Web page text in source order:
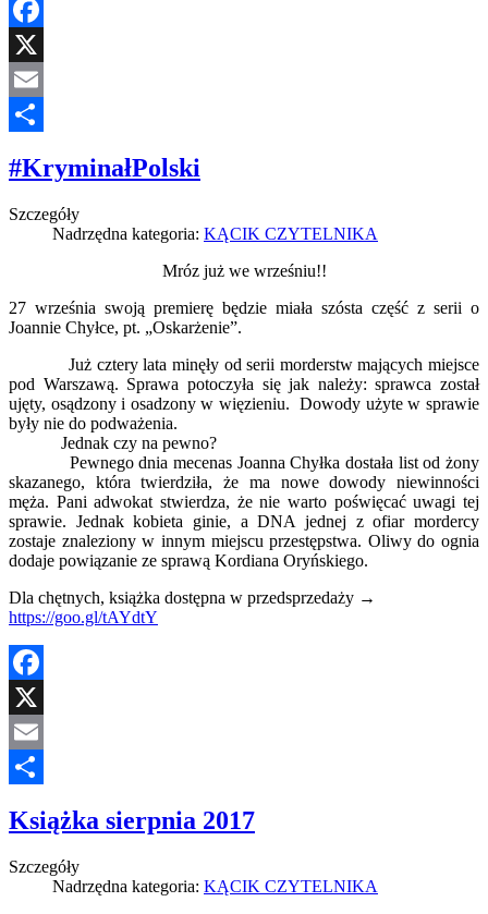
Facebook
X
Email
#KryminałPolski
Szczegóły
Nadrzędna kategoria: KĄCIK CZYTELNIKA
Mróz już we wrześniu!!
27 września swoją premierę będzie miała szósta część z serii o
Joannie Chyłce, pt. „Oskarżenie”.
Już cztery lata minęły od serii morderstw mających miejsce
pod Warszawą. Sprawa potoczyła się jak należy: sprawca został
ujęty, osądzony i osadzony w więzieniu. Dowody użyte w sprawie
były nie do podważenia.
Jednak czy na pewno?
Pewnego dnia mecenas Joanna Chyłka dostała list od żony
skazanego, która twierdziła, że ma nowe dowody niewinności
męża. Pani adwokat stwierdza, że nie warto poświęcać uwagi tej
sprawie. Jednak kobieta ginie, a DNA jednej z ofiar mordercy
zostaje znaleziony w innym miejscu przestępstwa. Oliwy do ognia
dodaje powiązanie ze sprawą Kordiana Oryńskiego.
Dla chętnych, książka dostępna w przedsprzedaży →
https://goo.gl/tAYdtY
Facebook
X
Email
Książka sierpnia 2017
Szczegóły
Nadrzędna kategoria: KĄCIK CZYTELNIKA